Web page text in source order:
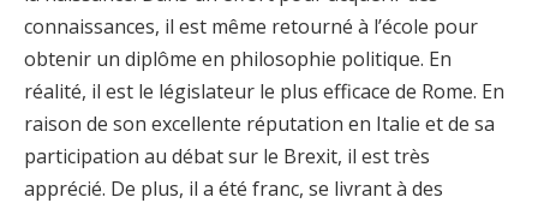
connaissances, il est même retourné à l’école pour
obtenir un diplôme en philosophie politique. En
réalité, il est le législateur le plus efficace de Rome. En
raison de son excellente réputation en Italie et de sa
participation au débat sur le Brexit, il est très
apprécié. De plus, il a été franc, se livrant à des